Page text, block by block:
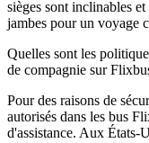
sièges sont inclinables
jambes pour un voyage
Quelles sont les
de compagnie sur
Pour des raisons de
autorisés dans les bus
d'assistance. Aux États-